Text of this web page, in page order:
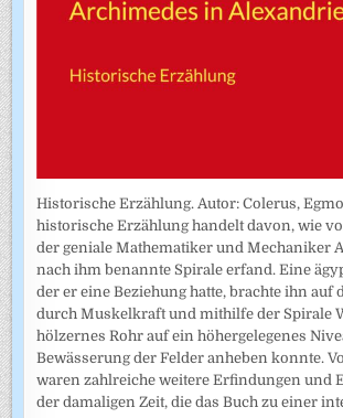
Historische Erzählung. Autor: Colerus,
historische Erzählung handelt davon, wie
der geniale Mathematiker und Mechaniker
nach ihm benannte Spirale erfand. Eine
der er eine Beziehung hatte, brachte ihn auf
durch Muskelkraft und mithilfe der Spirale
hölzernes Rohr auf ein höhergelegenes
Bewässerung der Felder anheben konnte.
waren zahlreiche weitere Erfindungen und
der damaligen Zeit, die das Buch zu einer